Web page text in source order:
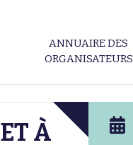
ANNUAIRE DES
ORGANISATEURS
À